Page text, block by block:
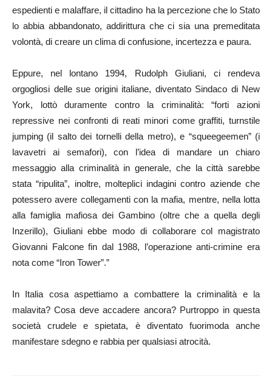
espedienti e malaffare, il cittadino ha la percezione che lo Stato
lo abbia abbandonato, addirittura che ci sia una premeditata
volontà, di creare un clima di confusione, incertezza e paura.
Eppure, nel lontano 1994, Rudolph Giuliani, ci rendeva
orgogliosi delle sue origini italiane, diventato Sindaco di New
York, lottò duramente contro la criminalità: “forti azioni
repressive nei confronti di reati minori come graffiti, turnstile
jumping (il salto dei tornelli della metro), e “squeegeemen” (i
lavavetri ai semafori), con l’idea di mandare un chiaro
messaggio alla criminalità in generale, che la città sarebbe
stata “ripulita”, inoltre, molteplici indagini contro aziende che
potessero avere collegamenti con la mafia, mentre, nella lotta
alla famiglia mafiosa dei Gambino (oltre che a quella degli
Inzerillo), Giuliani ebbe modo di collaborare col magistrato
Giovanni Falcone fin dal 1988, l’operazione anti-crimine era
nota come “Iron Tower”.”
In Italia cosa aspettiamo a combattere la criminalità e la
malavita? Cosa deve accadere ancora? Purtroppo in questa
società crudele e spietata, è diventato fuorimoda anche
manifestare sdegno e rabbia per qualsiasi atrocità.